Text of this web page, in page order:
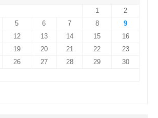
1
2
5 6 7 8
9
12 13 14 15
16
19 20 21 22
23
26 27 28 29
30